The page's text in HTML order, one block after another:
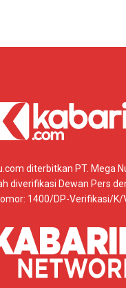
diterbitkan PT. Mega
diverifikasi Dewan Pers
1400/DP-Verifikasi/K/